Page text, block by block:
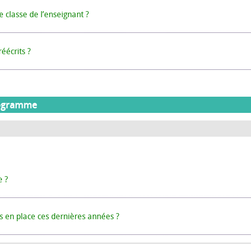
classe de l’enseignant ?
?
?
en place ces dernières années ?